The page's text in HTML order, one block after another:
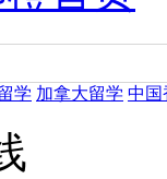
学 加拿大留学 中国